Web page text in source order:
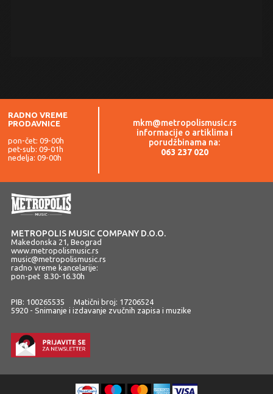
RADNO VREME
PRODAVNICE
pon-čet: 09-00h
pet-sub: 09-01h
nedelja: 09-00h
mkm@metropolismusic.rs
informacije o artiklima i
porudžbinama na:
063 237 020
METROPOLIS MUSIC COMPANY D.O.O.
Makedonska 21, Beograd
www.metropolismusic.rs
music@metropolismusic.rs
radno vreme kancelarije:
pon-pet 8.30-16.30h
PIB: 100265535 Matični broj: 17206524
5920 - Snimanje i izdavanje zvučnih zapisa i muzike